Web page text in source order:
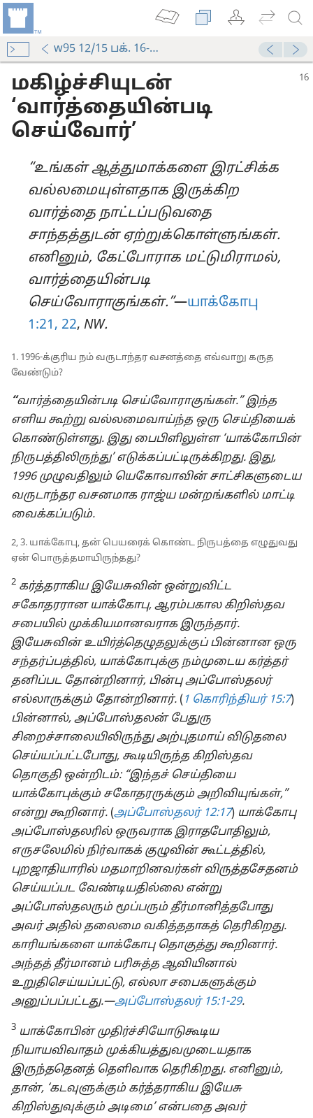
w95 12/15 பக். 16-21
மகிழ்ச்சியுடன்
‘வார்த்தையின்படி
செய்வோர்’
“உங்கள் ஆத்துமாக்களை இரட்சிக்க
வல்லமையுள்ளதாக இருக்கிற
வார்த்தை நாட்டப்படுவதை
சாந்தத்துடன் ஏற்றுக்கொள்ளுங்கள்.
எனினும், கேட்போராக மட்டுமிராமல்,
வார்த்தையின்படி
செய்வோராகுங்கள்.”—யாக்கோபு
1:21, 22, NW.
1. 1996-க்குரிய நம் வருடாந்தர வசனத்தை எவ்வாறு கருத
வேண்டும்?
“வார்த்தையின்படி செய்வோராகுங்கள்.” இந்த
எளிய கூற்று வல்லமைவாய்ந்த ஒரு செய்தியைக்
கொண்டுள்ளது. இது பைபிளிலுள்ள ‘யாக்கோபின்
நிருபத்திலிருந்து’ எடுக்கப்பட்டிருக்கிறது. இது,
1996 முழுவதிலும் யெகோவாவின் சாட்சிகளுடைய
வருடாந்தர வசனமாக ராஜ்ய மன்றங்களில் மாட்டி
வைக்கப்படும்.
2, 3. யாக்கோபு, தன் பெயரைக் கொண்ட நிருபத்தை எழுதுவது
ஏன் பொருத்தமாயிருந்தது?
2 கர்த்தராகிய இயேசுவின் ஒன்றுவிட்ட
சகோதரரான யாக்கோபு, ஆரம்பகால கிறிஸ்தவ
சபையில் முக்கியமானவராக இருந்தார்.
இயேசுவின் உயிர்த்தெழுதலுக்குப் பின்னான ஒரு
சந்தர்ப்பத்தில், யாக்கோபுக்கு நம்முடைய கர்த்தர்
தனிப்பட தோன்றினார், பின்பு அப்போஸ்தலர்
எல்லாருக்கும் தோன்றினார். ( 1 கொரிந்தியர் 15:7)
பின்னால், அப்போஸ்தலன் பேதுரு
சிறைச்சாலையிலிருந்து அற்புதமாய் விடுதலை
செய்யப்பட்டபோது, கூடியிருந்த கிறிஸ்தவ
தொகுதி ஒன்றிடம்: “இந்தச் செய்தியை
யாக்கோபுக்கும் சகோதரருக்கும் அறிவியுங்கள்,”
என்று கூறினார். (அப்போஸ்தலர் 12:17) யாக்கோபு
அப்போஸ்தலரில் ஒருவராக இராதபோதிலும்,
எருசலேமில் நிர்வாகக் குழுவின் கூட்டத்தில்,
புறஜாதியாரில் மதமாறினவர்கள் விருத்தசேதனம்
செய்யப்பட வேண்டியதில்லை என்று
அப்போஸ்தலரும் மூப்பரும் தீர்மானித்தபோது
அவர் அதில் தலைமை வகித்ததாகத் தெரிகிறது.
காரியங்களை யாக்கோபு தொகுத்து கூறினார்.
அந்தத் தீர்மானம் பரிசுத்த ஆவியினால்
உறுதிசெய்யப்பட்டு, எல்லா சபைகளுக்கும்
அனுப்பப்பட்டது.—அப்போஸ்தலர் 15:1-29.
3 யாக்கோபின் முதிர்ச்சியோடுகூடிய
நியாயவிவாதம் முக்கியத்துவமுடையதாக
இருந்ததெனத் தெளிவாக தெரிகிறது. எனினும்,
தான், ‘கடவுளுக்கும் கர்த்தராகிய இயேசு
கிறிஸ்துவுக்கும் அடிமை’ என்பதை அவர்